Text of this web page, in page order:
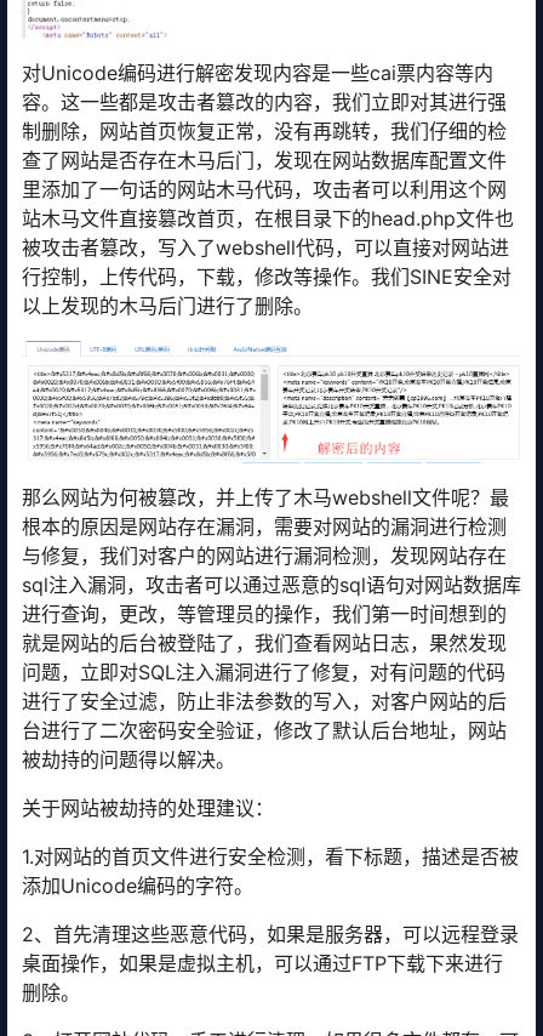
对Unicode编码进行解密发现内容是一些cai票内容等内
容。这一些都是攻击者篡改的内容，我们立即对其进行强
制删除，网站首页恢复正常，没有再跳转，我们仔细的检
查了网站是否存在木马后门，发现在网站数据库配置文件
里添加了一句话的网站木马代码，攻击者可以利用这个网
站木马文件直接篡改首页，在根目录下的head.php文件也
被攻击者篡改，写入了webshell代码，可以直接对网站进
行控制，上传代码，下载，修改等操作。我们SINE安全对
以上发现的木马后门进行了删除。
那么网站为何被篡改，并上传了木马webshell文件呢？最
根本的原因是网站存在漏洞，需要对网站的漏洞进行检测
与修复，我们对客户的网站进行漏洞检测，发现网站存在
sql注入漏洞，攻击者可以通过恶意的sql语句对网站数据库
进行查询，更改，等管理员的操作，我们第一时间想到的
就是网站的后台被登陆了，我们查看网站日志，果然发现
问题，立即对SQL注入漏洞进行了修复，对有问题的代码
进行了安全过滤，防止非法参数的写入，对客户网站的后
台进行了二次密码安全验证，修改了默认后台地址，网站
被劫持的问题得以解决。
关于网站被劫持的处理建议：
1.对网站的首页文件进行安全检测，看下标题，描述是否被
添加Unicode编码的字符。
2、首先清理这些恶意代码，如果是服务器，可以远程登录
桌面操作，如果是虚拟主机，可以通过FTP下载下来进行
删除。